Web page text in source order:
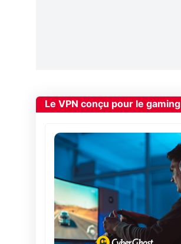
Le VPN conçu pour le gaming